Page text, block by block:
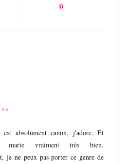
est absolument canon, j'adore. Et
marie vraiment très bien.
je ne peux pas porter ce genre de